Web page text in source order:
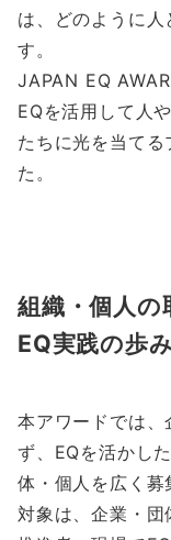
は、どのように
す。
JAPAN EQ
EQを活用して人
たちに光を当て
た。
組織・個人の
EQ実践の歩
本アワードでは
ず、EQを活かし
体・個人を広く募
対象は、企業・